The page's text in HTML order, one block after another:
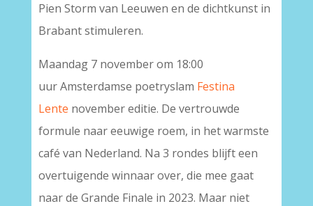
Pien Storm van Leeuwen en de dichtkunst in
Brabant stimuleren.
Maandag 7 november om 18:00
uurAmsterdamse poetryslam Festina
Lente november editie. De vertrouwde
formule naar eeuwige roem, in het warmste
café van Nederland. Na 3 rondes blijft een
overtuigende winnaar over, die mee gaat
naar de Grande Finale in 2023. Maar niet